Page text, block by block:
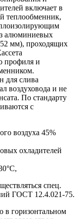
включает в
теплообменник,
алюминиевых
мм), проходящих
профиля и
для слива
воздуховода и не
По стандарту
с
воздуха 45%
охладителей
спец.
ГОСТ 12.4.021-75.
в горизонтальном